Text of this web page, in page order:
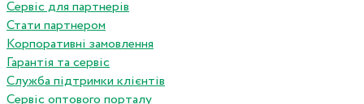
Сервіс для партнерів
Стати партнером
Корпоративні замовлення
Гарантія та сервіс
Служба підтримки клієнтів
Сервіс оптового порталу